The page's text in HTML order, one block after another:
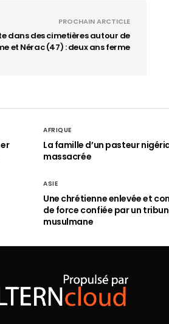
PROCHAIN ARCTICLE
dans des cimetières autour de
et Nérac (47) : deux ans ferme
AFRIQUE
La famille d’un pasteur
massacrée
ASIE
Une chrétienne enlevée et
de force confiée par un
musulmane